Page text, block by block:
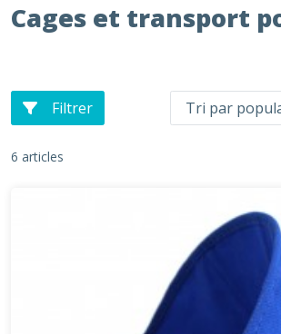
Cages et transport
Filtrer
6 articles